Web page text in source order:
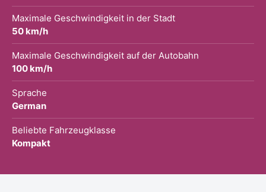
Maximale Geschwindigkeit in der Stadt
50 km/h
Maximale Geschwindigkeit auf der Autobahn
100 km/h
Sprache
German
Beliebte Fahrzeugklasse
Kompakt